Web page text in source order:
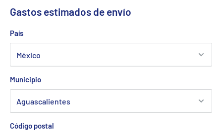
Gastos estimados de envío
País
Municipio
Código postal